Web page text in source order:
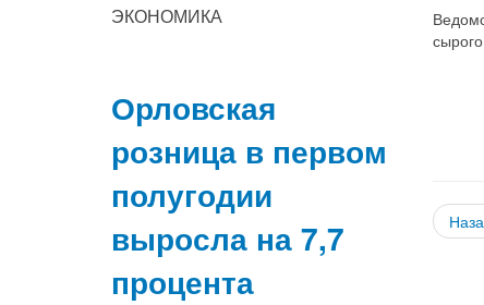
ЭКОНОМИКА
Орловская
розница в первом
полугодии
выросла на 7,7
процента